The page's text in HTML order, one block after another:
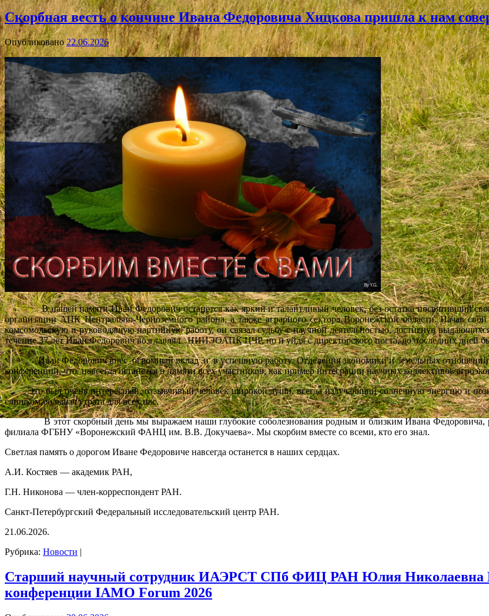
Скорбная весть о кончине Ивана Федоровича Хицкова пришла к нам
Опубликовано22.06.2026
В нашей памяти Иван Федорович останется как яркий и талантливый человек, без остатка посвятивший
организации АПК Центрально-Черноземного района, а также аграрного сектора Воронежской области. Начав
комсомольскую и руководящую партийную работу, он связал судьбу с научной деятельностью, достигнув
течение 37 лет Иван Федорович возглавлял НИИЭОАПК ЦЧР, но и уйдя с директорского поста, до последних дней
Иван Федорович внес огромный вклад и в успешную работу Отделения экономики и земельных отношений
конференций, что навсегда останется в памяти всех участников, как пример интеграции научных коллективов
Это был очень интересный, отзывчивый человек широкой души, всегда излучающий солнечную энергию и
слишком большая утрата для всех нас.
В этот скорбный день мы выражаем наши глубокие соболезнования родным и близким Ивана Федоровича,
филиала ФГБНУ «Воронежский ФАНЦ им. В.В. Докучаева». Мы скорбим вместе со всеми, кто его знал.
Светлая память о дорогом Иване Федоровиче навсегда останется в наших сердцах.
А.И. Костяев — академик РАН,
Г.Н. Никонова — член-корреспондент РАН.
Санкт-Петербургский Федеральный исследовательский центр РАН.
21.06.2026.
Рубрика: Новости |
Старший научный сотрудник ИАЭРСТ СПб ФИЦ РАН Юлия Николаевна
конференции IAMO Forum 2026